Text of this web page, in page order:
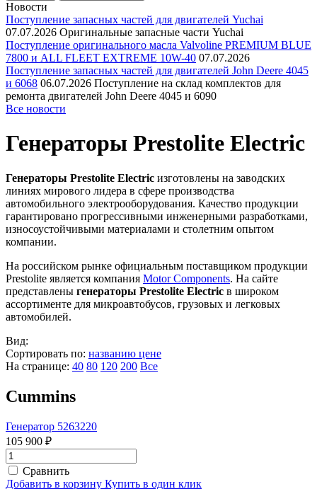
Новости
Поступление запасных частей для двигателей Yuchai
07.07.2026 Оригинальные запасные части Yuchai
Поступление оригинального масла Valvoline PREMIUM BLUE
7800 и ALL FLEET EXTREME 10W-40 07.07.2026
Поступление запасных частей для двигателей John Deere 4045
и 6068 06.07.2026 Поступление на склад комплектов для
ремонта двигателей John Deere 4045 и 6090
Все новости
Генераторы Prestolite Electric
Генераторы Prestolite Electric изготовлены на заводских
линиях мирового лидера в сфере производства
автомобильного электрооборудования. Качество продукции
гарантировано прогрессивными инженерными разработками,
износоустойчивыми материалами и столетним опытом
компании.
На российском рынке официальным поставщиком продукции
Prestolite является компания Motor Components. На сайте
представлены генераторы Prestolite Electric в широком
ассортименте для микроавтобусов, грузовых и легковых
автомобилей.
Вид:
Сортировать по: названию цене
На странице: 40 80 120 200 Все
Cummins
Генератор 5263220
105 900 ₽
Сравнить
Добавить в корзину Купить в один клик